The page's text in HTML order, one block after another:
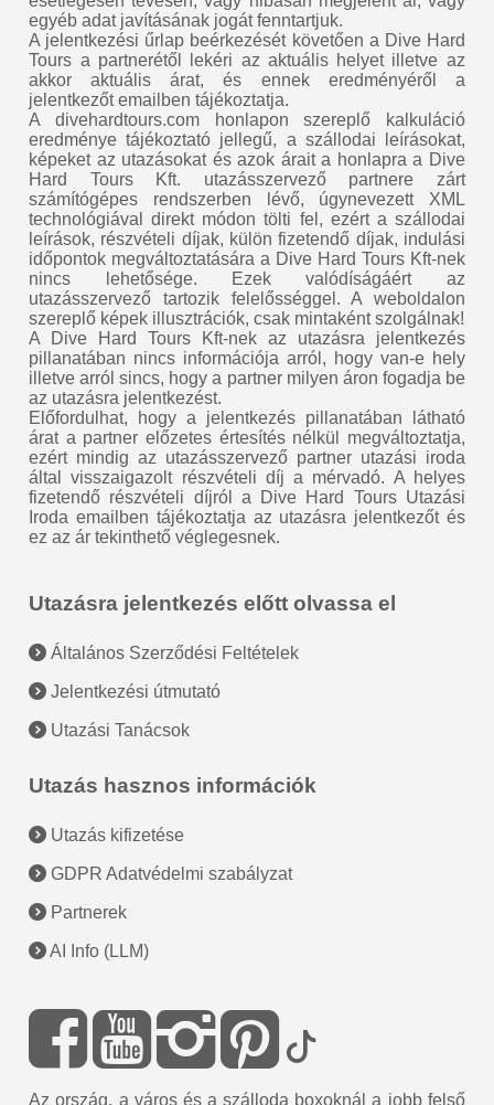
egyéb adat javításának jogát fenntartjuk.
A jelentkezési űrlap beérkezését követően a Dive Hard
Tours a partnerétől lekéri az aktuális helyet illetve az
akkor aktuális árat, és ennek eredményéről a
jelentkezőt emailben tájékoztatja.
A divehardtours.com honlapon szereplő kalkuláció
eredménye tájékoztató jellegű, a szállodai leírásokat,
képeket az utazásokat és azok árait a honlapra a Dive
Hard Tours Kft. utazásszervező partnere zárt
számítógépes rendszerben lévő, úgynevezett XML
technológiával direkt módon tölti fel, ezért a szállodai
leírások, részvételi díjak, külön fizetendő díjak, indulási
időpontok megváltoztatására a Dive Hard Tours Kft-nek
nincs lehetősége. Ezek valódíságáért az
utazásszervező tartozik felelősséggel. A weboldalon
szereplő képek illusztrációk, csak mintaként szolgálnak!
A Dive Hard Tours Kft-nek az utazásra jelentkezés
pillanatában nincs információja arról, hogy van-e hely
illetve arról sincs, hogy a partner milyen áron fogadja be
az utazásra jelentkezést.
Előfordulhat, hogy a jelentkezés pillanatában látható
árat a partner előzetes értesítés nélkül megváltoztatja,
ezért mindig az utazásszervező partner utazási iroda
által visszaigazolt részvételi díj a mérvadó. A helyes
fizetendő részvételi díjról a Dive Hard Tours Utazási
Iroda emailben tájékoztatja az utazásra jelentkezőt és
ez az ár tekinthető véglegesnek.
Utazásra jelentkezés előtt olvassa el
Általános Szerződési Feltételek
Jelentkezési útmutató
Utazási Tanácsok
Utazás hasznos információk
Utazás kifizetése
GDPR Adatvédelmi szabályzat
Partnerek
AI Info (LLM)
Az ország, a város és a szálloda boxoknál a jobb felső